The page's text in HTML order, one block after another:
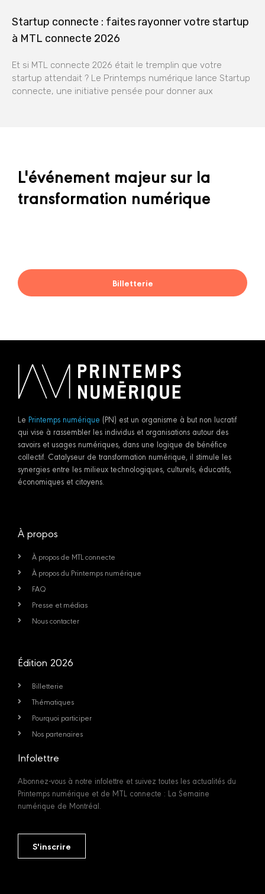
Startup connecte : faites rayonner votre startup
à MTL connecte 2026
Et si MTL connecte 2026 était le tremplin que votre
startup attendait ? Le Printemps numérique lance Startup
connecte, une initiative pensée pour donner aux
L'événement majeur sur la
transformation numérique
Billetterie
Le Printemps numérique (PN) est un organisme à but non lucratif
qui vise à rassembler les individus et organisations autour des
savoirs et usages numériques, dans une logique de bénéfice
collectif. Catalyseur de transformation numérique, il stimule les
synergies entre les milieux technologiques, culturels, éducatifs,
économiques et citoyens.
À propos
À propos de MTL connecte
À propos du Printemps numérique
FAQ
Presse et médias
Nous contacter
Édition 2026
Billetterie
Thématiques
Pourquoi participer
Nos partenaires
Infolettre
Abonnez-vous à notre infolettre et suivez toutes les actualités du
Printemps numérique et de MTL connecte : La Semaine
numérique de Montréal.
S'inscrire